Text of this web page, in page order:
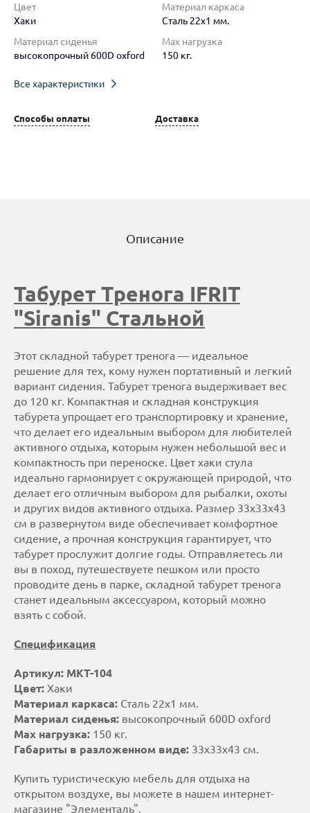
Цвет
Хаки
Материал каркаса
Сталь 22x1 мм.
Материал сиденья
высокопрочный 600D oxford
Max нагрузка
150 кг.
Все характеристики
Способы оплаты Доставка
Описание
Табурет Тренога IFRIT
"Siranis" Стальной
Этот складной табурет тренога — идеальное
решение для тех, кому нужен портативный и легкий
вариант сидения. Табурет тренога выдерживает вес
до 120 кг. Компактная и складная конструкция
табурета упрощает его транспортировку и хранение,
что делает его идеальным выбором для любителей
активного отдыха, которым нужен небольшой вес и
компактность при переноске. Цвет хаки стула
идеально гармонирует с окружающей природой, что
делает его отличным выбором для рыбалки, охоты
и других видов активного отдыха. Размер 33x33x43
см в развернутом виде обеспечивает комфортное
сидение, а прочная конструкция гарантирует, что
табурет прослужит долгие годы. Отправляетесь ли
вы в поход, путешествуете пешком или просто
проводите день в парке, складной табурет тренога
станет идеальным аксессуаром, который можно
взять с собой.
Спецификация
Артикул: МКТ-104
Цвет: Хаки
Материал каркаса: Сталь 22x1 мм.
Материал сиденья: высокопрочный 600D oxford
Max нагрузка: 150 кг.
Габариты в разложенном виде: 33х33х43 см.
Купить туристическую мебель для отдыха на
открытом воздухе, вы можете в нашем интернет-
магазине "Элементаль".